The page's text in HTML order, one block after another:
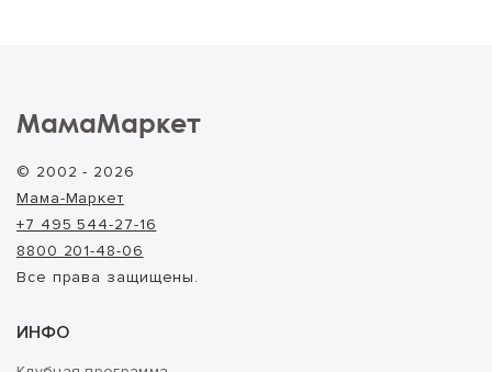
МамаМаркет
© 2002 - 2026
Мама-Маркет
+7 495 544-27-16
8800 201-48-06
Все права защищены.
ИНФО